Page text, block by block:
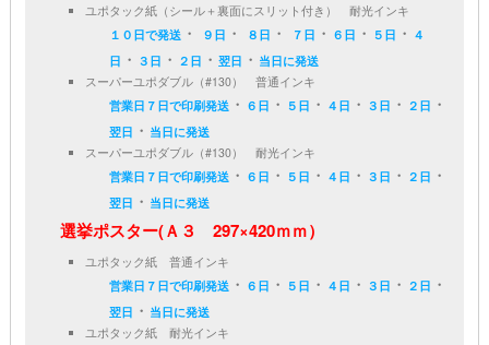
ユポタック紙（シール＋裏面にスリット付き） 耐光インキ
１０日で発送 ・ ９日 ・ ８日 ・ ７日 ・ ６日 ・ ５日 ・ ４
日 ・ ３日 ・ ２日 ・翌日 ・ 当日に発送
スーパーユポダブル（#130） 普通インキ
営業日７日で印刷発送 ・ ６日 ・ ５日 ・ ４日 ・ ３日 ・ ２日 ・
翌日 ・ 当日に発送
スーパーユポダブル（#130） 耐光インキ
営業日７日で印刷発送 ・ ６日 ・ ５日 ・ ４日 ・ ３日 ・ ２日 ・
翌日 ・ 当日に発送
選挙ポスター(Ａ３ 297×420ｍｍ）
ユポタック紙 普通インキ
営業日７日で印刷発送 ・ ６日 ・ ５日 ・ ４日 ・ ３日 ・ ２日 ・
翌日 ・ 当日に発送
ユポタック紙 耐光インキ